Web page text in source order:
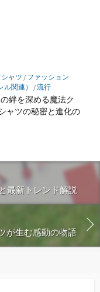
ャツ / ファッション
ル関連）
/流行
絆を深める魔法ク
ャツの秘密と進化の
最新トレンド解説
が生む感動の物語